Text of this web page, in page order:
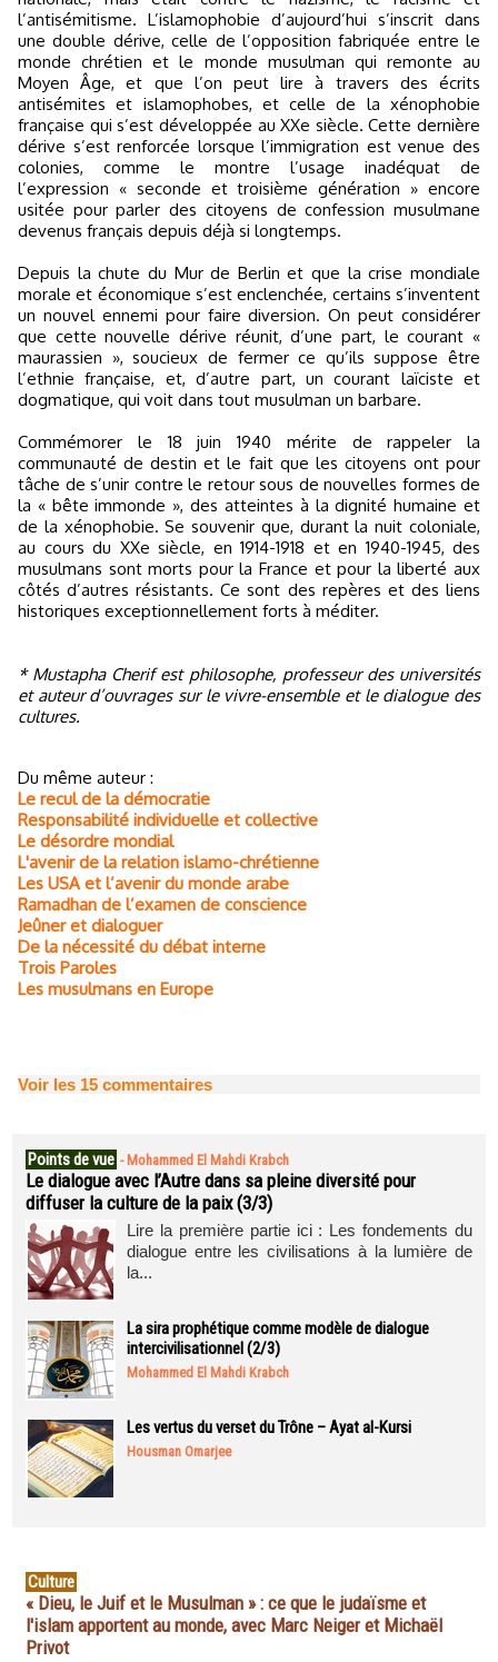
l’antisémitisme. L’islamophobie d’aujourd’hui s’inscrit dans
une double dérive, celle de l’opposition fabriquée entre le
monde chrétien et le monde musulman qui remonte au
Moyen Âge, et que l’on peut lire à travers des écrits
antisémites et islamophobes, et celle de la xénophobie
française qui s’est développée au XXe siècle. Cette dernière
dérive s’est renforcée lorsque l’immigration est venue des
colonies, comme le montre l’usage inadéquat de
l’expression « seconde et troisième génération » encore
usitée pour parler des citoyens de confession musulmane
devenus français depuis déjà si longtemps.
Depuis la chute du Mur de Berlin et que la crise mondiale
morale et économique s’est enclenchée, certains s’inventent
un nouvel ennemi pour faire diversion. On peut considérer
que cette nouvelle dérive réunit, d’une part, le courant «
maurassien », soucieux de fermer ce qu’ils suppose être
l’ethnie française, et, d’autre part, un courant laïciste et
dogmatique, qui voit dans tout musulman un barbare.
Commémorer le 18 juin 1940 mérite de rappeler la
communauté de destin et le fait que les citoyens ont pour
tâche de s’unir contre le retour sous de nouvelles formes de
la « bête immonde », des atteintes à la dignité humaine et
de la xénophobie. Se souvenir que, durant la nuit coloniale,
au cours du XXe siècle, en 1914-1918 et en 1940-1945, des
musulmans sont morts pour la France et pour la liberté aux
côtés d’autres résistants. Ce sont des repères et des liens
historiques exceptionnellement forts à méditer.
* Mustapha Cherif est philosophe, professeur des universités
et auteur d’ouvrages sur le vivre-ensemble et le dialogue des
cultures.
Du même auteur :
Le recul de la démocratie
Responsabilité individuelle et collective
Le désordre mondial
L'avenir de la relation islamo-chrétienne
Les USA et l’avenir du monde arabe
Ramadhan de l’examen de conscience
Jeûner et dialoguer
De la nécessité du débat interne
Trois Paroles
Les musulmans en Europe
Voir les 15 commentaires
Points de vue - Mohammed El Mahdi Krabch
Le dialogue avec l’Autre dans sa pleine diversité pour
diffuser la culture de la paix (3/3)
Lire la première partie ici : Les fondements du
dialogue entre les civilisations à la lumière de
la...
La sira prophétique comme modèle de dialogue
intercivilisationnel (2/3)
Mohammed El Mahdi Krabch
Les vertus du verset du Trône – Ayat al-Kursi
Housman Omarjee
Culture
« Dieu, le Juif et le Musulman » : ce que le judaïsme et
l'islam apportent au monde, avec Marc Neiger et Michaël
Privot